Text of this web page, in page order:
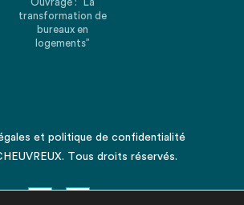
transformation de
bureaux en
logements”
et politique de confidentialité
Tous droits réservés.